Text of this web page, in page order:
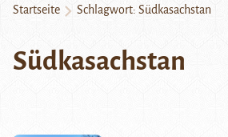
Startseite Schlagwort: Südkasachstan
Südkasachstan